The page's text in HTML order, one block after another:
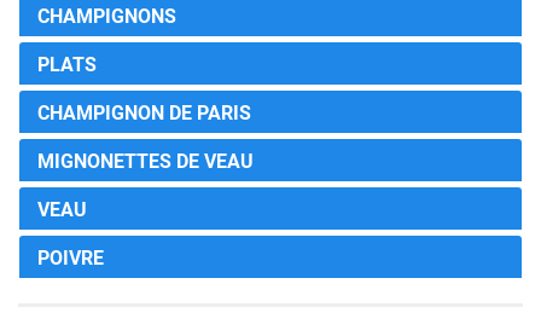
CHAMPIGNONS
PLATS
CHAMPIGNON DE PARIS
MIGNONETTES DE VEAU
VEAU
POIVRE